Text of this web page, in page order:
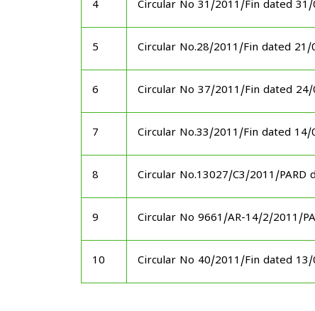
4 Circular No 31/2011/Fin dated 31/
5 Circular No.28/2011/Fin dated 21/
6 Circular No 37/2011/Fin dated 24/
7 Circular No.33/2011/Fin dated 14/
8 Circular No.13027/C3/2011/PARD
9 Circular No 9661/AR-14/2/2011/
10 Circular No 40/2011/Fin dated 13/